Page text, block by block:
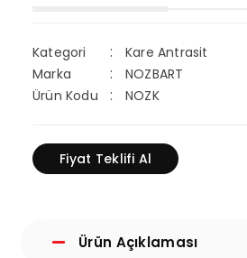
Kategori
Kare Antrasit
Marka
NOZBART
Ürün Kodu
NOZK
Fiyat Teklifi Al
Ürün Açıklaması